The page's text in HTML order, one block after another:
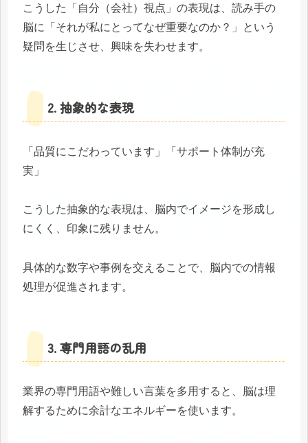
こうした「自分（会社）視点」の表現は、読み手の
脳に「それが私にとってなぜ重要なのか？」という
疑問を生じさせ、興味を失わせます。
2. 抽象的な表現
「品質にこだわっています」「サポート体制が充
実」
こうした抽象的な表現は、脳内でイメージを形成し
にくく、印象に残りません。
具体的な数字や事例を交えることで、脳内での情報
処理が促進されます。
3. 専門用語の乱用
業界の専門用語や難しい言葉を多用すると、脳は理
解するために余計なエネルギーを使います。